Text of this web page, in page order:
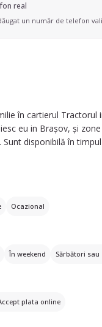
real
un număr de telefon
în cartierul Tractorul
zone adiacente în
disponibilă în
part-time sau ocazional.
spălat/călcat rufe,
și curățare frigider.
ani.
curățenie generală,
bucătărie, curățenie
engleză.
Ocazional
În weekend Sărbători
plata online